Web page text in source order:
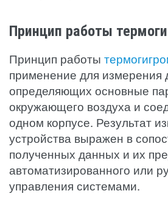
Принцип работы
Принцип работы
применение для измерения
определяющих основные
окружающего воздуха и
одном корпусе. Результат
устройства выражен в
полученных данных и их
автоматизированного или
управления системами.